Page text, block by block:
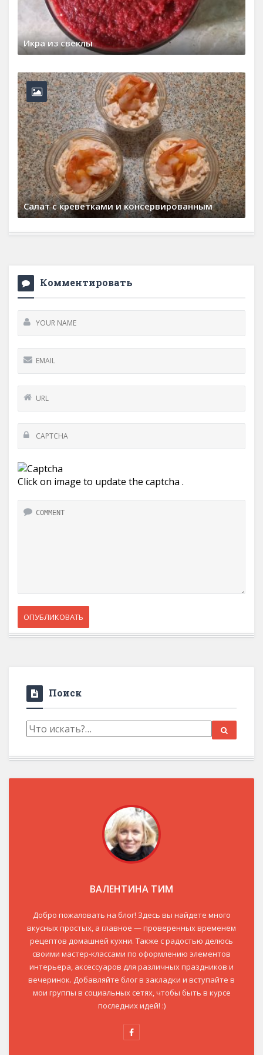
Быстрая закуска - маринованные кабачки
Шоколадное печенье
Комментировать
Click on image to update the captcha .
Поиск
ВАЛЕНТИНА ТИМ
Добро пожаловать на блог! Здесь вы найдете много
вкусных простых, а главное — проверенных временем
рецептов домашней кухни. Также с радостью делюсь
своими мастер-классами по оформлению элементов
интерьера, аксессуаров для различных праздников и
вечеринок. Добавляйте блог в закладки и вступайте в
мои группы в социальных сетях, чтобы быть в курсе
последних идей! :)